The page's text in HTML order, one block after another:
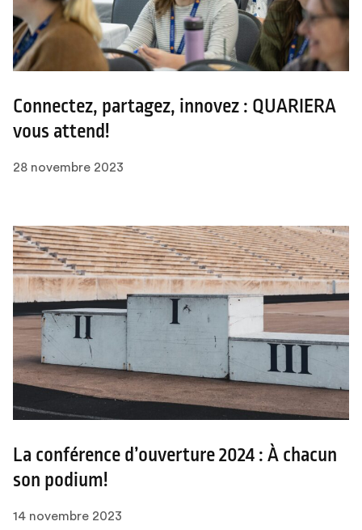
Connectez, partagez, innovez : QUARIERA
vous attend!
28 novembre 2023
La conférence d’ouverture 2024 : À chacun
son podium!
14 novembre 2023